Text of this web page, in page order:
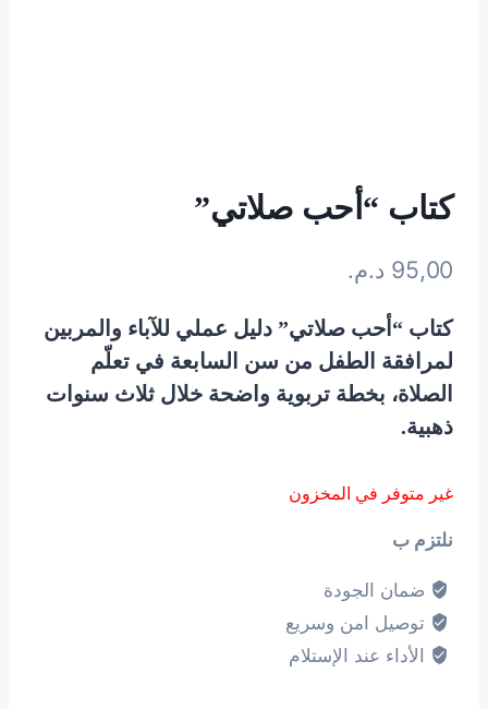
كتاب “أحب صلاتي”
95,00 د.م.
كتاب “أحب صلاتي” دليل عملي للآباء والمربين
لمرافقة الطفل من سن السابعة في تعلّم
الصلاة، بخطة تربوية واضحة خلال ثلاث سنوات
ذهبية.
غير متوفر في المخزون
نلتزم ب
ضمان الجودة
توصيل امن وسريع
الأداء عند الإستلام